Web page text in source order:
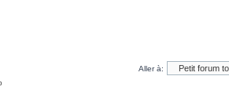
Aller à: